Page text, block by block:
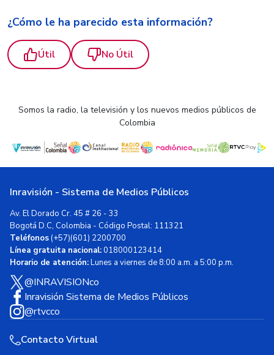
¿Cómo le ha parecido esta información?
Útil No Útil
Somos la radio, la televisión y los nuevos medios públicos de
Colombia
Inravisión - Sistema de Medios Públicos
Av. El Dorado Cr. 45 # 26 - 33
Bogotá D.C, Colombia - Código Postal: 111321
Teléfonos(+57)(601) 2200700
Línea gratuita nacional:018000123414
Horario de atención:Lunes a viernes de 8:00 a.m. a 5:00 p.m.
@INRAVISIONco
Inravisión Sistema de Medios Públicos
@rtvcco
Contacto Virtual